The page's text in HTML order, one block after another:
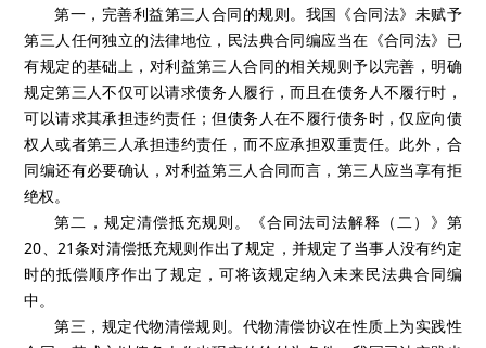
第一，完善利益第三人合同的规则。我国《合同法》未赋予
第三人任何独立的法律地位，民法典合同编应当在《合同法》已
有规定的基础上，对利益第三人合同的相关规则予以完善，明确
规定第三人不仅可以请求债务人履行，而且在债务人不履行时，
可以请求其承担违约责任；但债务人在不履行债务时，仅应向债
权人或者第三人承担违约责任，而不应承担双重责任。此外，合
同编还有必要确认，对利益第三人合同而言，第三人应当享有拒
绝权。
第二，规定清偿抵充规则。《合同法司法解释（二）》第
20、21条对清偿抵充规则作出了规定，并规定了当事人没有约定
时的抵偿顺序作出了规定，可将该规定纳入未来民法典合同编
中。
第三，规定代物清偿规则。代物清偿协议在性质上为实践性